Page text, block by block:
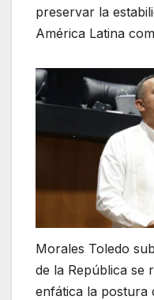
preservar la
América Latina
Morales Toledo
de la República se
enfática la postura